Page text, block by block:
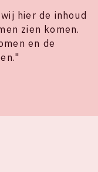
hier de inhoud
zien komen.
en de